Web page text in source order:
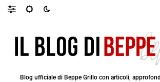
Blog ufficiale di Beppe Grillo con articoli,